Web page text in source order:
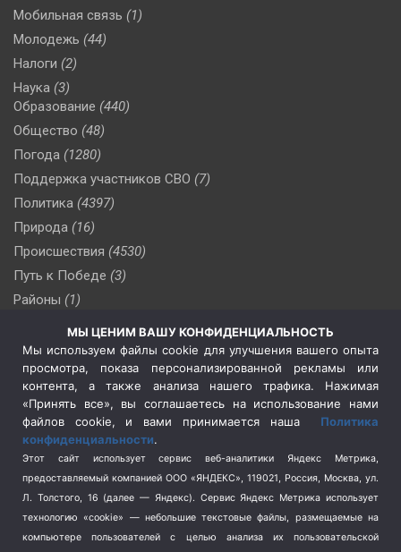
Мобильная связь (1)
Молодежь (44)
Налоги (2)
Наука (3)
Образование (440)
Общество (48)
Погода (1280)
Поддержка участников СВО (7)
Политика (4397)
Природа (16)
Происшествия (4530)
Путь к Победе (3)
Районы (1)
(510)
Сельское хозяйство (3)
Социальная политика
(3)
Спецоперация в Украине
Спецоперация на Украине
(404)
Спорт (740)
Терроризм (1)
Транспорт (262)
Туризм (178)
МЫ ЦЕНИМ ВАШУ КОНФИДЕНЦИАЛЬНОСТЬ
Мы используем файлы cookie для улучшения вашего опыта
просмотра, показа персонализированной рекламы или
контента, а также анализа нашего трафика. Нажимая
«Принять все», вы соглашаетесь на использование нами
файлов cookie, и вами принимается наша Политика
конфиденциальности.
Этот сайт использует сервис веб-аналитики Яндекс Метрика,
предоставляемый компанией ООО «ЯНДЕКС», 119021, Россия, Москва, ул.
Л. Толстого, 16 (далее — Яндекс). Сервис Яндекс Метрика использует
технологию «cookie» — небольшие текстовые файлы, размещаемые на
компьютере пользователей с целью анализа их пользовательской